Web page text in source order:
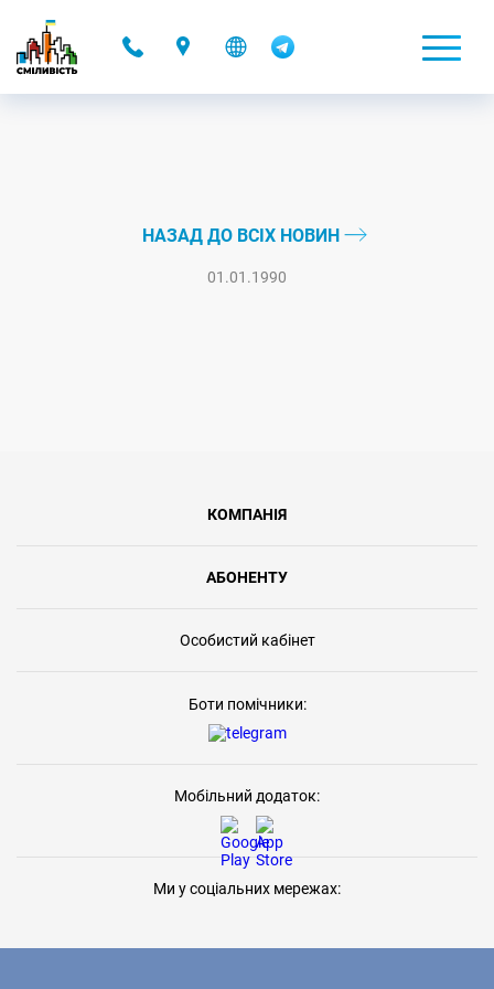
НАЗАД ДО ВСІХ НОВИН
01.01.1990
КОМПАНІЯ
АБОНЕНТУ
Особистий кабінет
Боти помічники:
Мобільний додаток:
Ми у соціальних мережах: